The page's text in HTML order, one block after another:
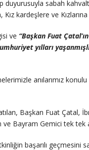
duyurusuyla sabah
Kız kardeşlere ve
ve “Başkan Fuat
yılları
anılarımız
Başkan Fuat Çatal,
ve Bayram Gemici tek tek
başarılı